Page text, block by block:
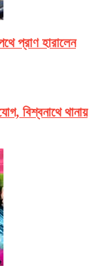
প্রাণ হারালেন
বিশ্বনাথে থানায়